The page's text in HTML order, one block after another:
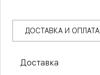
ДОСТАВКА И ОПЛАТА
Доставка